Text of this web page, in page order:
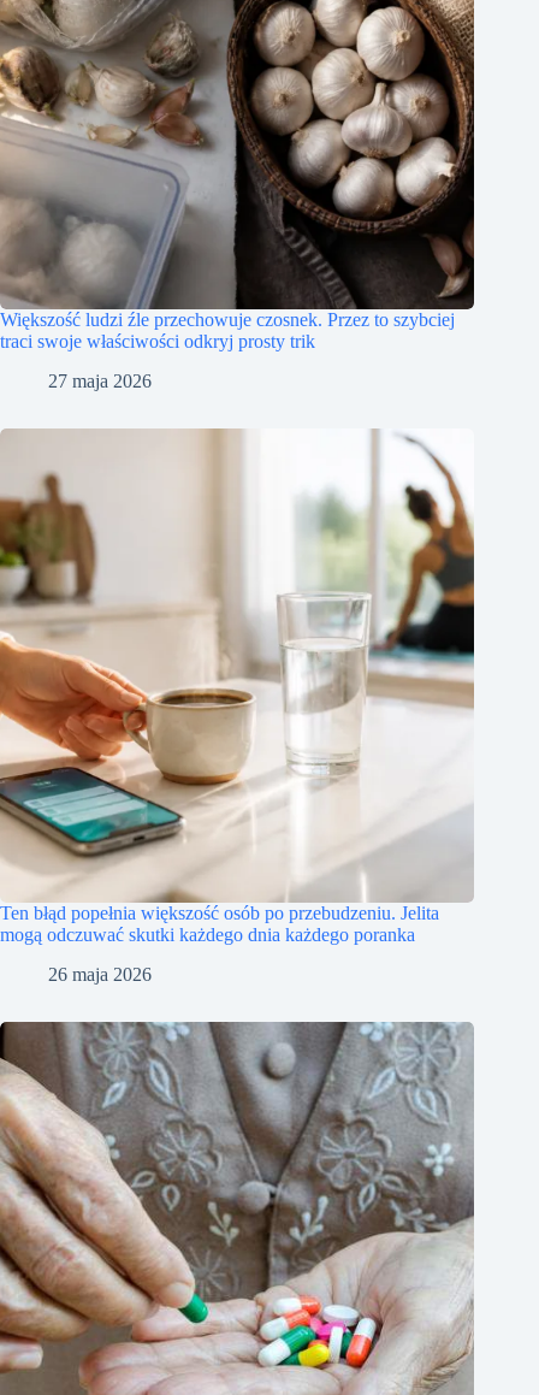
Większość ludzi źle przechowuje czosnek. Przez to szybciej
traci swoje właściwości odkryj prosty trik
27 maja 2026
Ten błąd popełnia większość osób po przebudzeniu. Jelita
mogą odczuwać skutki każdego dnia każdego poranka
26 maja 2026